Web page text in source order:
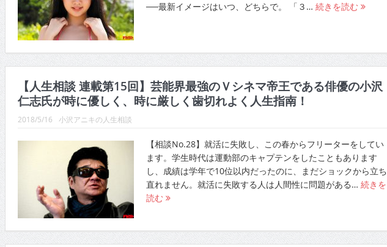
──最新イメージはいつ、どちらで。 「３… 続きを読む
【人生相談 連載第15回】芸能界最強のＶシネマ帝王である俳優の小沢
仁志氏が時に優しく、時に厳しく歯切れよく人生指南！
2018/5/16 小沢アニキの人生相談
【相談No.28】就活に失敗し、この春からフリーターをしてい
ます。学生時代は運動部のキャプテンをしたこともあります
し、成績は学年で10位以内だったのに、まだショックから立ち
直れません。就活に失敗する人は人間性に問題がある… 続きを
読む